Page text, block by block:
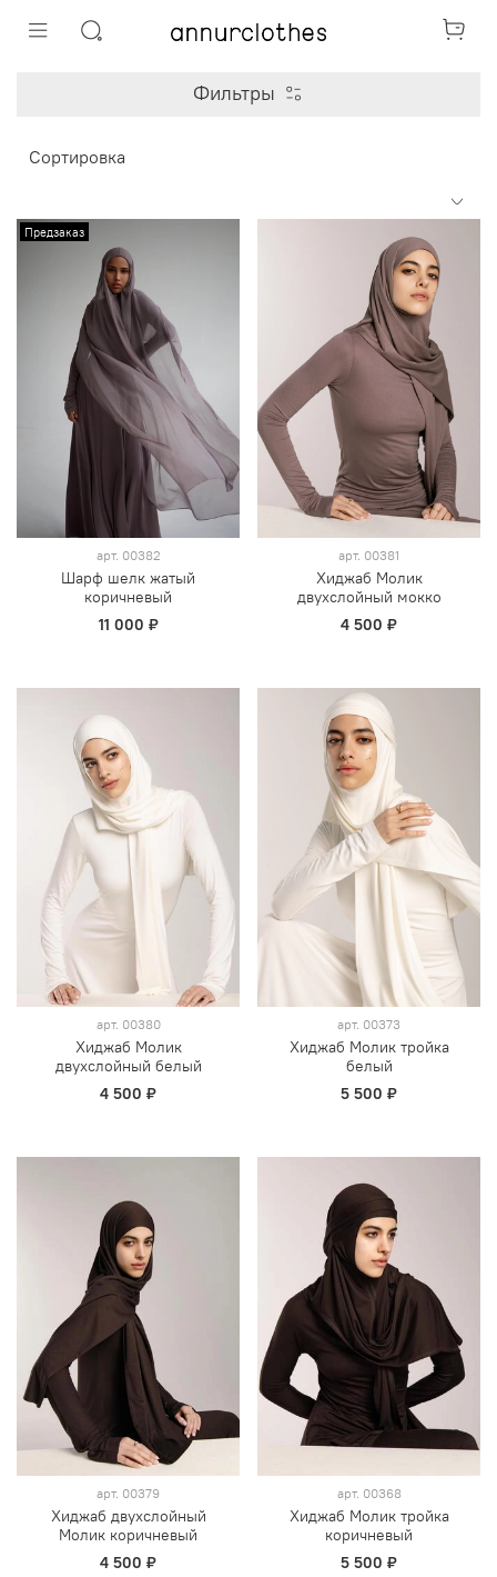
Фильтры
Предзаказ
арт. 00382
Шарф шелк жатый
коричневый
11 000 ₽
арт. 00381
Хиджаб Молик
двухслойный мокко
4 500 ₽
арт. 00380
Хиджаб Молик
двухслойный белый
4 500 ₽
арт. 00373
Хиджаб Молик тройка
белый
5 500 ₽
арт. 00379
Хиджаб двухслойный
Молик коричневый
4 500 ₽
арт. 00368
Хиджаб Молик тройка
коричневый
5 500 ₽